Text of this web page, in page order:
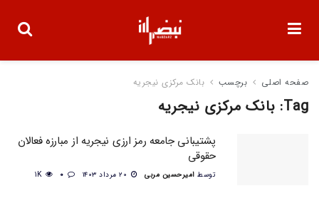
صفحه اصلی برچسب بانک مرکزی نیجریه
Tag: بانک مرکزی نیجریه
پشتیبانی جامعه رمز ارزی نیجریه از مبارزه فعالان
حقوقی
توسط امیرحسین مربی 1K